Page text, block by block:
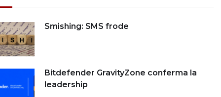
Smishing: SMS frode
Bitdefender GravityZone conferma la
leadership